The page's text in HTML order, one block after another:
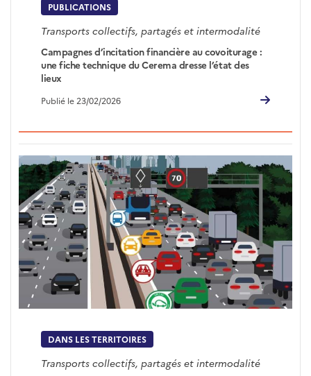
PUBLICATIONS
Transports collectifs, partagés et intermodalité
Campagnes d’incitation financière au covoiturage :
une fiche technique du Cerema dresse l’état des
lieux
Publié le 23/02/2026
DANS LES TERRITOIRES
Transports collectifs, partagés et intermodalité